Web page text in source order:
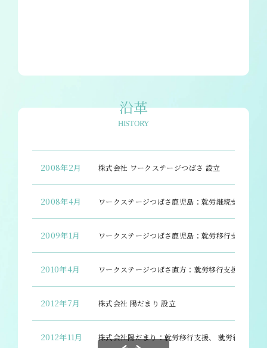
沿革
HISTORY
2008年2月 株式会社 ワークステージつばさ 設立
2008年4月 ワークステージつばさ鹿児島：就労継続支援B型
2009年1月 ワークステージつばさ鹿児島：就労移行支援 指定
2010年4月 ワークステージつばさ直方：就労移行支援、就労
2012年7月 株式会社 陽だまり 設立
2012年11月 株式会社陽だまり：就労移行支援、 就労継続支援